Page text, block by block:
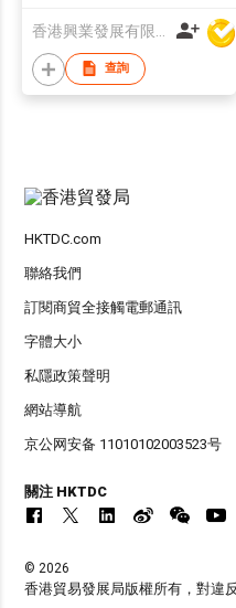
查詢
HKTDC.com
聯絡我們
訂閱商貿全接觸電郵通訊
字體大小
私隱政策聲明
網站導航
京公网安备 11010102003523号
關注 HKTDC
© 2026
香港貿易發展局版權所有，對違